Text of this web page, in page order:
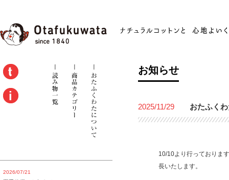
お知らせ
2025/11/29 おたふく
10/10より行っておりま
長いたします。
2026/07/21